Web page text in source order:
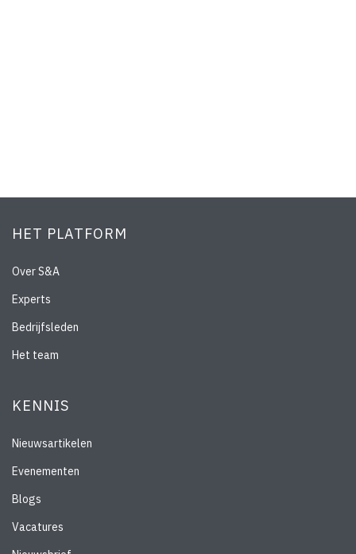
HET PLATFORM
Over S&A
Experts
Bedrijfsleden
Het team
KENNIS
Nieuwsartikelen
Evenementen
Blogs
Vacatures